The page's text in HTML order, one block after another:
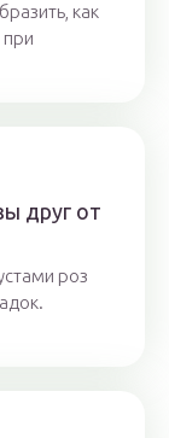
как
при
друг от
роз